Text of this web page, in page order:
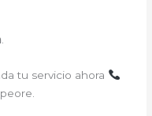
.
tu servicio ahora